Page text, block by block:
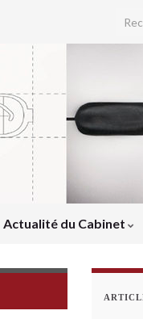
Actualité du Cabinet